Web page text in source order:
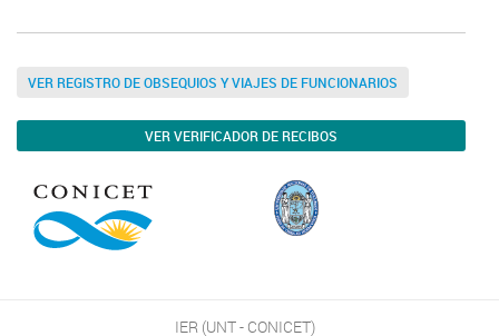
VER REGISTRO DE OBSEQUIOS Y VIAJES DE FUNCIONARIOS
VER VERIFICADOR DE RECIBOS
IER (UNT - CONICET)